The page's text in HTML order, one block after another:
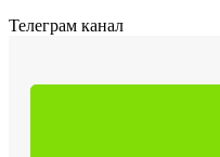
Телеграм канал